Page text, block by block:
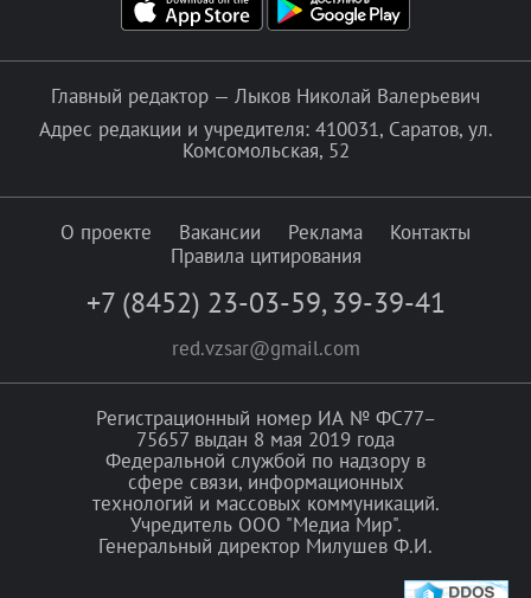
Главный редактор — Лыков Николай Валерьевич
Адрес редакции и учредителя: 410031, Саратов, ул.
Комсомольская, 52
О проекте Вакансии Реклама
Контакты
Правила цитирования
+7 (8452) 23-03-59, 39-39-41
red.vzsar@gmail.com
Регистрационный номер ИА № ФС77–
75657 выдан 8 мая 2019 года
Федеральной службой по надзору в
сфере связи, информационных
технологий и массовых коммуникаций.
Учредитель ООО "Медиа Мир".
Генеральный директор Милушев Ф.И.